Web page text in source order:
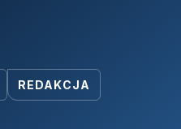
REDAKCJA